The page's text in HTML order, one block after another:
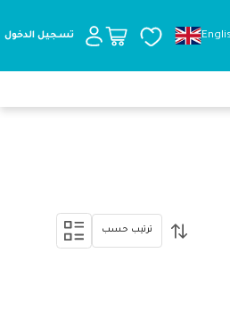
تسجيل الدخول
ترتيب حسب